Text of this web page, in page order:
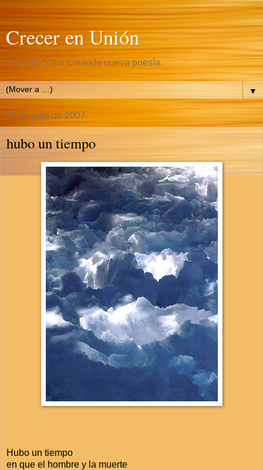
Crecer en Unión
Gonzalo Villar creando nueva poesía.
▼
30 de julio de 2007
hubo un tiempo
Hubo un tiempo
en que el hombre y la muerte